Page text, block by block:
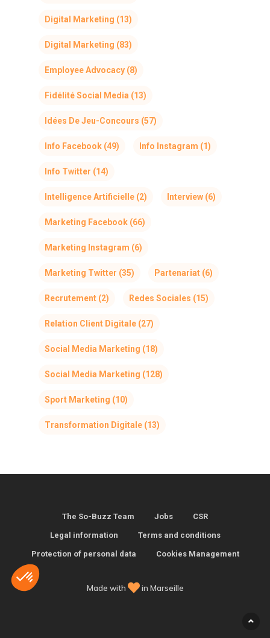
Digital Marketing (13)
Digital Marketing (83)
Employee Advocacy (8)
Fidélité Social Media (13)
Idées De Jeu-Concours (57)
Info Facebook (49) Info Instagram (1)
Info Twitter (14)
Intelligence Artificielle (2) Interview (6)
Marketing Facebook (66)
Marketing Instagram (6)
Marketing Twitter (35) Partenariat (6)
Recrutement (2) Redes Sociales (15)
Relation Client Digitale (27)
Social Media Marketing (18)
Social Media Marketing (128)
Sport Marketing (10)
Transformation Digitale (13)
The So-Buzz Team Jobs CSR
Legal information Terms and conditions
Protection of personal data Cookies Management
Made with in Marseille